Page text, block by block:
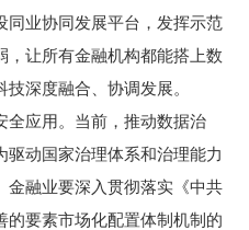
同业协同发展平台，发挥示范
，让所有金融机构都能搭上数
深度融合、协调发展。
应用。当前，推动数据治
动国家治理体系和治理能力
金融业要深入贯彻落实《中共
要素市场化配置体制机制的